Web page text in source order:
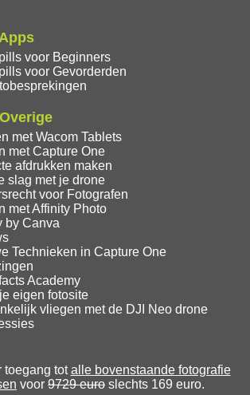
voor Beginners
voor Gevorderden
met Wacom Tablets
met Capture One
afdrukken maken
slag met je drone
voor Fotografen
met Affinity Photo
by Canva
Technieken in Capture One
Academy
eigen fotosite
vliegen met de DJI Neo drone
toegang totalle bovenstaande fotografie
voor 9729 euro slechts 169 euro.